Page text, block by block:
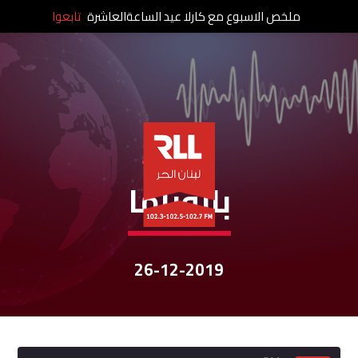
نشرات الأخبار
بانوراما
26-12-2019
ملخص الاسبوع مع كارلا عيد الساعةالعاشرة تابعوا